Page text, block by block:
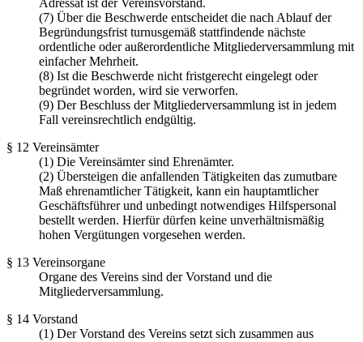
Adressat ist der Vereinsvorstand.
(7) Über die Beschwerde entscheidet die nach Ablauf der
Begründungsfrist turnusgemäß stattfindende nächste
ordentliche oder außerordentliche Mitgliederversammlung mit
einfacher Mehrheit.
(8) Ist die Beschwerde nicht fristgerecht eingelegt oder
begründet worden, wird sie verworfen.
(9) Der Beschluss der Mitgliederversammlung ist in jedem
Fall vereinsrechtlich endgültig.
§ 12 Vereinsämter
(1) Die Vereinsämter sind Ehrenämter.
(2) Übersteigen die anfallenden Tätigkeiten das zumutbare
Maß ehrenamtlicher Tätigkeit, kann ein hauptamtlicher
Geschäftsführer und unbedingt notwendiges Hilfspersonal
bestellt werden. Hierfür dürfen keine unverhältnismäßig
hohen Vergütungen vorgesehen werden.
§ 13 Vereinsorgane
Organe des Vereins sind der Vorstand und die
Mitgliederversammlung.
§ 14 Vorstand
(1) Der Vorstand des Vereins setzt sich zusammen aus